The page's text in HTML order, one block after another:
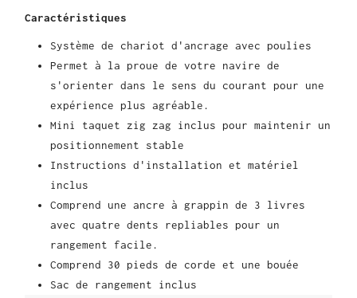
Caractéristiques
Système de chariot d'ancrage avec poulies
Permet à la proue de votre navire de
s'orienter dans le sens du courant pour une
expérience plus agréable.
Mini taquet zig zag inclus pour maintenir un
positionnement stable
Instructions d'installation et matériel
inclus
Comprend une ancre à grappin de 3 livres
avec quatre dents repliables pour un
rangement facile.
Comprend 30 pieds de corde et une bouée
Sac de rangement inclus